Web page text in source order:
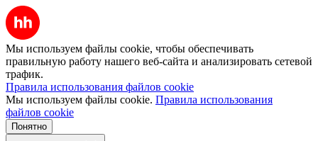
Мы используем файлы cookie, чтобы обеспечивать
правильную работу нашего веб-сайта и анализировать сетевой
трафик.
Правила использования файлов cookie
Мы используем файлы cookie. Правила использования
файлов cookie
Понятно